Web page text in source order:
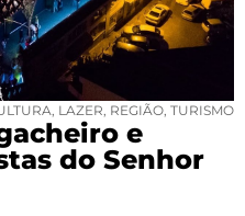
LAZER REGIÃO TURISMO
e
do Senhor